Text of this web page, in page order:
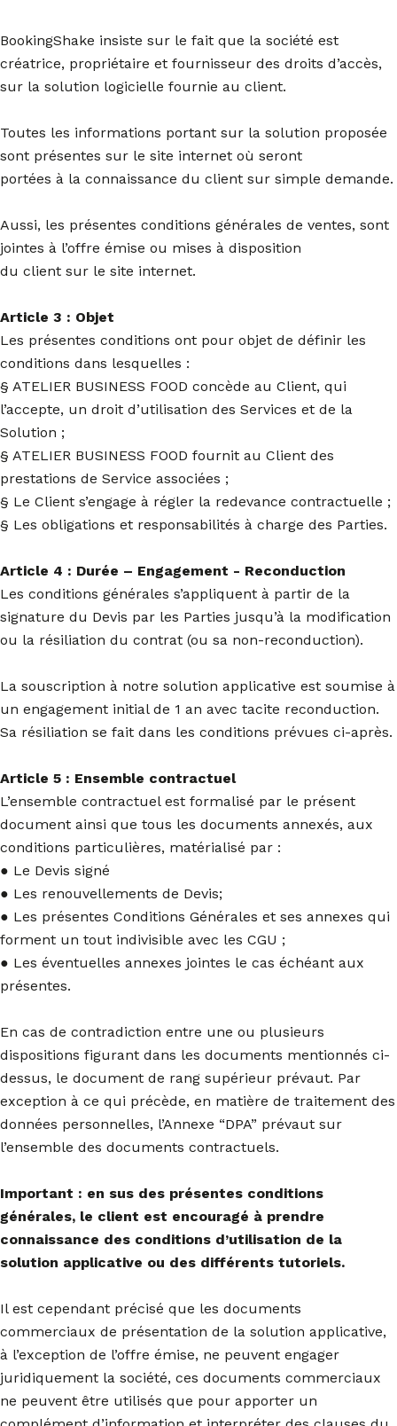
BookingShake insiste sur le fait que la société est
créatrice, propriétaire et fournisseur des droits d’accès,
sur la solution logicielle fournie au client.
Toutes les informations portant sur la solution proposée
sont présentes sur le site internet où seront
portées à la connaissance du client sur simple demande.
Aussi, les présentes conditions générales de ventes, sont
jointes à l’offre émise ou mises à disposition
du client sur le site internet.
Article 3 : Objet
Les présentes conditions ont pour objet de définir les
conditions dans lesquelles :
§ ATELIER BUSINESS FOOD concède au Client, qui
l’accepte, un droit d’utilisation des Services et de la
Solution ;
§ ATELIER BUSINESS FOOD fournit au Client des
prestations de Service associées ;
§ Le Client s’engage à régler la redevance contractuelle ;
§ Les obligations et responsabilités à charge des Parties.
Article 4 : Durée – Engagement - Reconduction
Les conditions générales s’appliquent à partir de la
signature du Devis par les Parties jusqu’à la modification
ou la résiliation du contrat (ou sa non-reconduction).
La souscription à notre solution applicative est soumise à
un engagement initial de 1 an avec tacite reconduction.
Sa résiliation se fait dans les conditions prévues ci-après.
Article 5 : Ensemble contractuel
L’ensemble contractuel est formalisé par le présent
document ainsi que tous les documents annexés, aux
conditions particulières, matérialisé par :
● Le Devis signé
● Les renouvellements de Devis;
● Les présentes Conditions Générales et ses annexes qui
forment un tout indivisible avec les CGU ;
● Les éventuelles annexes jointes le cas échéant aux
présentes.
En cas de contradiction entre une ou plusieurs
dispositions figurant dans les documents mentionnés ci-
dessus, le document de rang supérieur prévaut. Par
exception à ce qui précède, en matière de traitement des
données personnelles, l’Annexe “DPA” prévaut sur
l’ensemble des documents contractuels.
Important : en sus des présentes conditions
générales, le client est encouragé à prendre
connaissance des conditions d’utilisation de la
solution applicative ou des différents tutoriels.
Il est cependant précisé que les documents
commerciaux de présentation de la solution applicative,
à l’exception de l’offre émise, ne peuvent engager
juridiquement la société, ces documents commerciaux
ne peuvent être utilisés que pour apporter un